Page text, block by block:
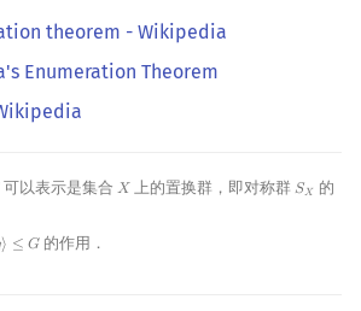
theorem - Wikipedia
Enumeration Theorem
可以表示是集合 𝑋
X 上的置换群，即对称群 𝑆𝑋
SX 的
⟩ ≤ 𝐺
⟩ ≤G 的作用．